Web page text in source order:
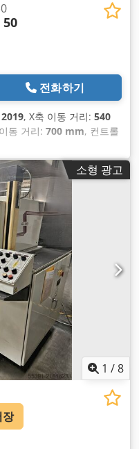
50
전화하기
2019, X축 이동 거리: 540
동 거리: 700 mm, 컨트롤
:
소형 광고
1 /8
장